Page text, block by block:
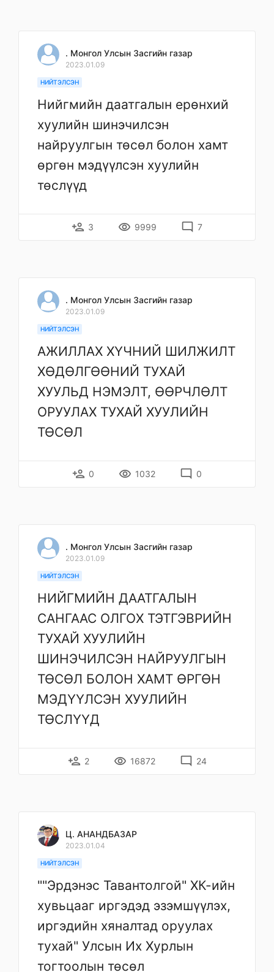
. Монгол Улсын Засгийн газар
2023.01.09
НИЙТЭЛСЭН
Нийгмийн даатгалын ерөнхий
хуулийн шинэчилсэн
найруулгын төсөл болон хамт
өргөн мэдүүлсэн хуулийн
төслүүд
person_add 3 remove_red_eye 9999 mode_comment 7
. Монгол Улсын Засгийн газар
2023.01.09
НИЙТЭЛСЭН
АЖИЛЛАХ ХҮЧНИЙ ШИЛЖИЛТ
ХӨДӨЛГӨӨНИЙ ТУХАЙ
ХУУЛЬД НЭМЭЛТ, ӨӨРЧЛӨЛТ
ОРУУЛАХ ТУХАЙ ХУУЛИЙН
ТӨСӨЛ
person_add 0 remove_red_eye 1032 mode_comment 0
. Монгол Улсын Засгийн газар
2023.01.09
НИЙТЭЛСЭН
НИЙГМИЙН ДААТГАЛЫН
САНГААС ОЛГОХ ТЭТГЭВРИЙН
ТУХАЙ ХУУЛИЙН
ШИНЭЧИЛСЭН НАЙРУУЛГЫН
ТӨСӨЛ БОЛОН ХАМТ ӨРГӨН
МЭДҮҮЛСЭН ХУУЛИЙН
ТӨСЛҮҮД
person_add 2 remove_red_eye 16872 mode_comment 24
Ц. АНАНДБАЗАР
2023.01.04
НИЙТЭЛСЭН
""Эрдэнэс Тавантолгой" ХК-ийн
хувьцааг иргэдэд эзэмшүүлэх,
иргэдийн хяналтад оруулах
тухай" Улсын Их Хурлын
тогтоолын төсөл